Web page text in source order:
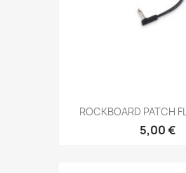
ROCKBOARD PATCH
5,00 €